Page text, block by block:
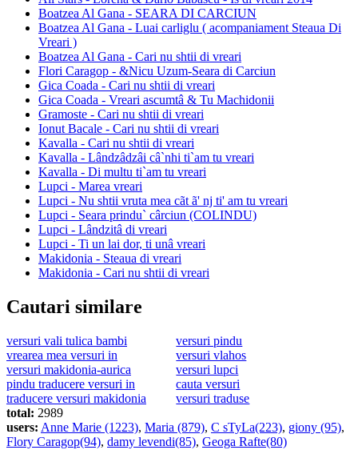
Boatzea Al Gana - SEARA DI CARCIUN
Boatzea Al Gana - Luai carliglu ( acompaniament Steaua Di
Vreari )
Boatzea Al Gana - Cari nu shtii di vreari
Flori Caragop - &Nicu Uzum-Seara di Carciun
Gica Coada - Cari nu shtii di vreari
Gica Coada - Vreari ascumtâ & Tu Machidonii
Gramoste - Cari nu shtii di vreari
Ionut Bacale - Cari nu shtii di vreari
Kavalla - Cari nu shtii di vreari
Kavalla - Lândzâdzâi câ`nhi ti`am tu vreari
Kavalla - Di multu ti`am tu vreari
Lupci - Marea vreari
Lupci - Nu shtii vruta mea cãt ã' nj ti' am tu vreari
Lupci - Seara prindu` cârciun (COLINDU)
Lupci - Lândzitâ di vreari
Lupci - Ti un lai dor, ti unâ vreari
Makidonia - Steaua di vreari
Makidonia - Cari nu shtii di vreari
Cautari similare
versuri vali tulica bambi
versuri pindu
vrearea mea versuri in
versuri vlahos
versuri makidonia-aurica
versuri lupci
pindu traducere versuri in
cauta versuri
traducere versuri makidonia
versuri traduse
total: 2989
users: Anne Marie (1223), Maria (879), C sTyLa(223), giony (95),
Flory Caragop(94), damy levendi(85), Geoga Rafte(80)